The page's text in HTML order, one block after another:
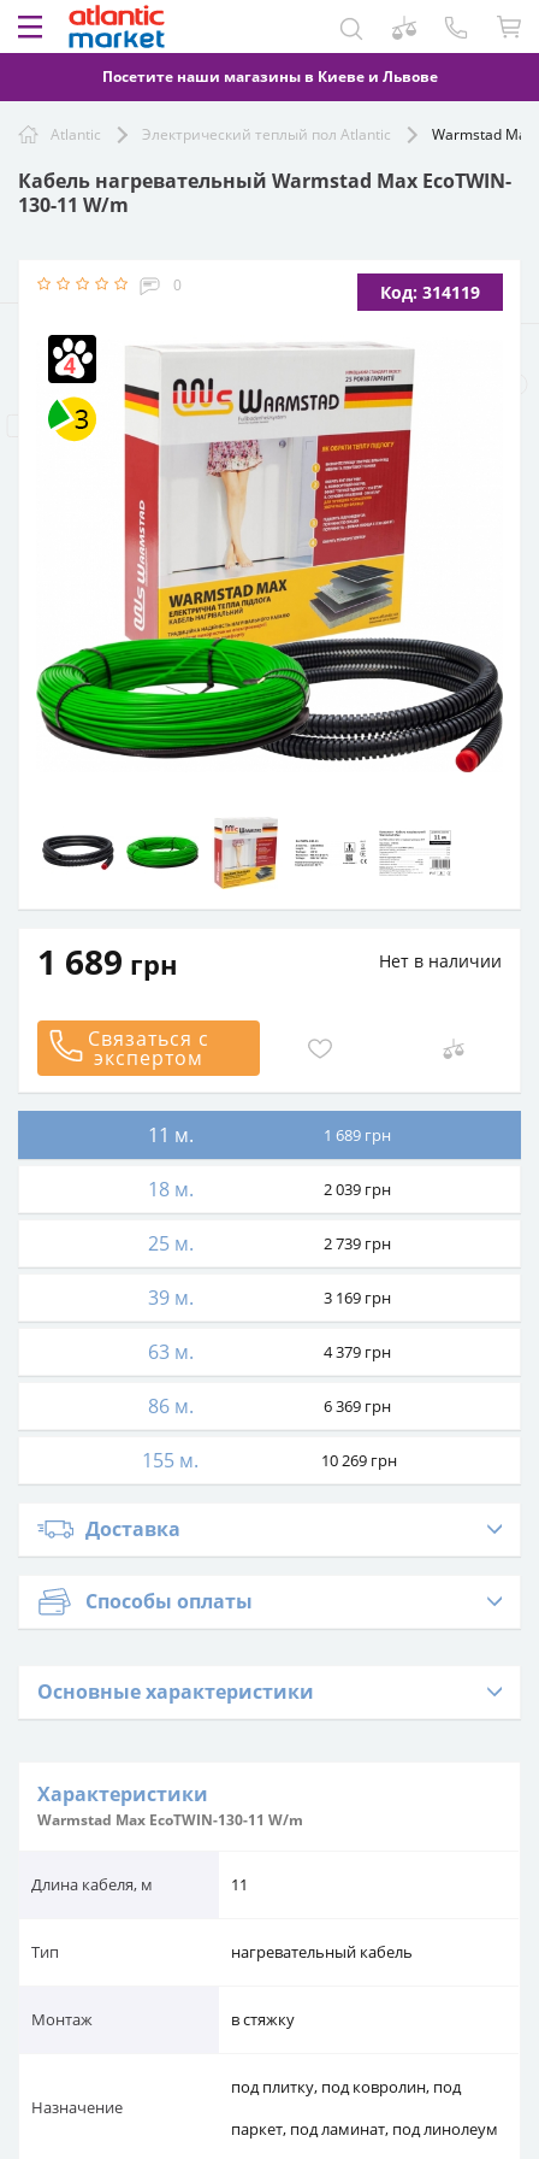
Посетите наши магазины в Киеве и Львове
Atlantic Электрический теплый пол Atlantic Warmstad Max
Кабель нагревательный Warmstad Max EcoTWIN-
130-11 W/m
0 Код: 314119
Основные характеристики
Нет в наличии
1 689 грн
Связаться с
экспертом
11 м. 1 689 грн
18 м. 2 039грн
25 м. 2 739грн
39 м. 3 169грн
63 м. 4 379грн
86 м. 6 369грн
155 м. 10 269 грн
Доставка
Способы оплаты
Характеристики
Warmstad Max EcoTWIN-130-11 W/m
Длина кабеля, м 11
Тип нагревательный кабель
Монтаж в стяжку
Назначение
под плитку, под ковролин, под
паркет, под ламинат, под линолеум